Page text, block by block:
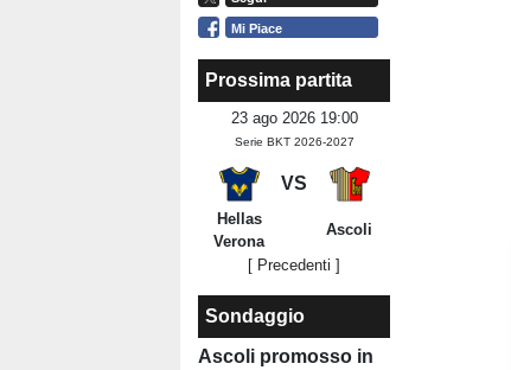
Mi Piace
Prossima partita
23 ago 2026 19:00
Serie BKT 2026-2027
VS
Hellas
Verona
Ascoli
[ Precedenti ]
Sondaggio
Ascoli promosso in